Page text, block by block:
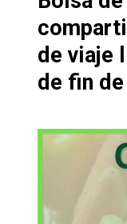
de viaje
de fin